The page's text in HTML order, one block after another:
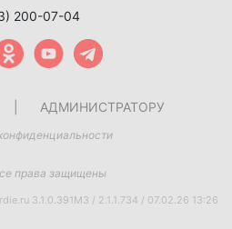
200-07-04
АДМИНИСТРАТОРУ
права защищены
3.1.0.391M3 / 2.1.1.734 / 07.02.26 13:26